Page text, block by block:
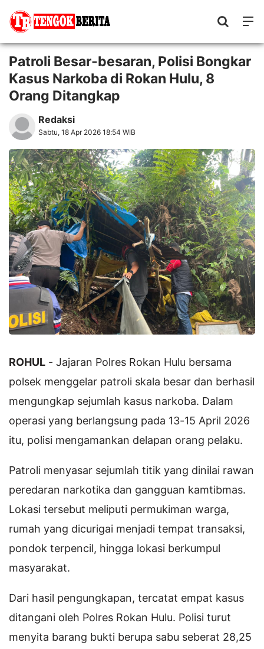
Patroli Besar-besaran, Polisi Bongkar
Kasus Narkoba di Rokan Hulu, 8
Orang Ditangkap
Redaksi
Sabtu, 18 Apr 2026 18:54 WIB
ROHUL - Jajaran Polres Rokan Hulu bersama
polsek menggelar patroli skala besar dan berhasil
mengungkap sejumlah kasus narkoba. Dalam
operasi yang berlangsung pada 13-15 April 2026
itu, polisi mengamankan delapan orang pelaku.
Patroli menyasar sejumlah titik yang dinilai rawan
peredaran narkotika dan gangguan kamtibmas.
Lokasi tersebut meliputi permukiman warga,
rumah yang dicurigai menjadi tempat transaksi,
pondok terpencil, hingga lokasi berkumpul
masyarakat.
Dari hasil pengungkapan, tercatat empat kasus
ditangani oleh Polres Rokan Hulu. Polisi turut
menyita barang bukti berupa sabu seberat 28,25